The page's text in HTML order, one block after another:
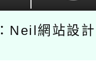
Neil網站設